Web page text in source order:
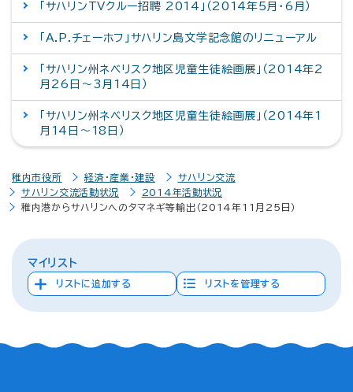
「サハリンTVクルー招聘 2014」（2014年5月・6月）
「A.P.チェーホフ」サハリン島文学記念館のリニューアル
「サハリン州ネベリスク地区児童生徒絵画展」（2014年2
月26日～3月14日）
「サハリン州ネベリスク地区児童生徒絵画展」（2014年1
月14日～18日）
稚内市役所 経済・産業・建設
サハリン交流
サハリン交流活動状況
2014年活動状況
稚内港からサハリンへのタマネギ等輸出（2014年11月25日）
マイリスト
リストに追加する リストを管理する